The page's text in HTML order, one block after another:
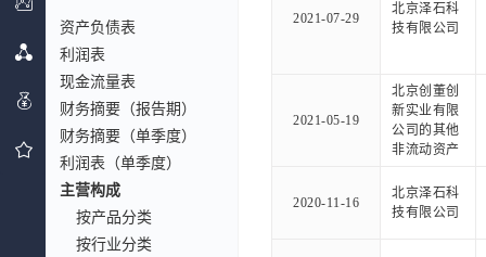
资产负债表
利润表
现金流量表
财务摘要（报告期）
财务摘要（单季度）
利润表（单季度）
主营构成
按产品分类
按行业分类
2021-07-29
北京泽石科
技有限公司
2021-05-19
北京创董创
新实业有限
公司的其他
非流动资产
2020-11-16
北京泽石科
技有限公司